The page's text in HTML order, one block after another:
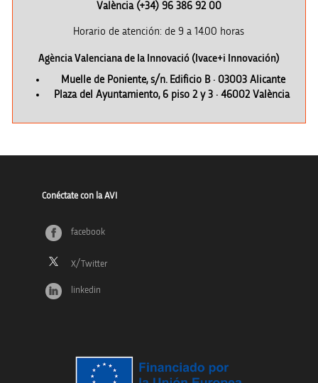
València (+34) 96 386 92 00
Horario de atención: de 9 a 14.00 horas
Agència Valenciana de la Innovació (Ivace+i Innovación)
Muelle de Poniente, s/n. Edificio B · 03003 Alicante
Plaza del Ayuntamiento, 6 piso 2 y 3 · 46002 València
Conéctate con la AVI
facebook
linkedin